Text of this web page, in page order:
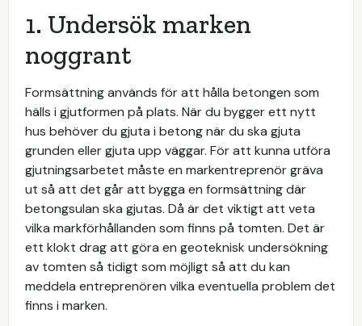
1. Undersök marken
noggrant
Formsättning används för att hålla betongen som
hälls i gjutformen på plats. När du bygger ett nytt
hus behöver du gjuta i betong när du ska gjuta
grunden eller gjuta upp väggar. För att kunna utföra
gjutningsarbetet måste en markentreprenör gräva
ut så att det går att bygga en formsättning där
betongsulan ska gjutas. Då är det viktigt att veta
vilka markförhållanden som finns på tomten. Det är
ett klokt drag att göra en geoteknisk undersökning
av tomten så tidigt som möjligt så att du kan
meddela entreprenören vilka eventuella problem det
finns i marken.